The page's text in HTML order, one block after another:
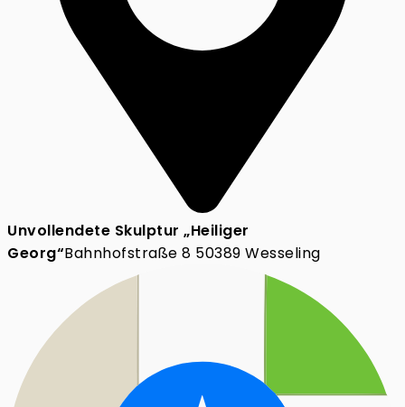
Unvollendete Skulptur „Heiliger
Georg“Bahnhofstraße 8 50389 Wesseling